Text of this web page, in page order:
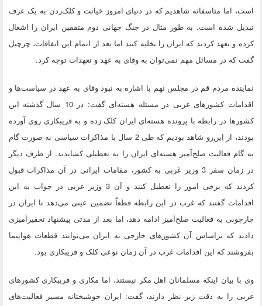
است، اما متاسفانه شاهدیم که در دنیای امروز خیانت و کلک‌زدن به یک عرف
تبدیل شده است. به طور مثال در جنگ جهانی دوم متفقین ایران را اشغال
کرده و تعهد کردند که ایران را تخلیه کنند اما بعد از اتمام این اتفاقات، چرچیل
گفت که در مسائل مهم نمی‌توان به وفای به عهد و تعهدات توجه کرد.
نماینده مردم قم در مجلس نهم با اشاره به نبود وفای به عهد در سیاست‌ها و
اقدامات کشورهای غربی در مسئله هسته‌ای گفت: در 10 سال گذشته این
کشورها در رابطه با پرونده هسته‌ای ایران کلک زده و به فریبکاری روی آورده
بودند، از این‌رو شاهد بودیم که طی 2 سال با مذاکرات سیاسی به صورت گام
به گام فعالیت صلح‌آمیز هسته‌ای ایران را به تعطیلی کشاندند. از طرف دیگر
در زمان سفر 3 وزیر غربی به کشور، مقامات ایرانی در آن مذاکرات قبول
کردند که برخی امور را تعطیل کنند و آن 3 وزیر غربی در جواب به این
اقدامات گفتند که غرب در این رابطه قطعاً تضمین عینی می‌دهد تا ایران در
چارچوبی به فعالیت صلح‌آمیز ادامه دهد، اما بعد از مدتی پیشنهاد تحقیرآمیزی
دادند که براساس آن کشورهای خارجی به ایران می‌توانند قطعات هواپیما
بفروشند که این اقدامات غرب در آن زمان نوعی کلک و فریبکاری بود.
وی با بیان اینکه مسلمانان اهل مکر نیستند، اما مکاری و فریبکاری کشورهای
غربی را به دقت زیر نظر دارند، گفت: ایران خوشبختانه مسیر فعالیت‌های